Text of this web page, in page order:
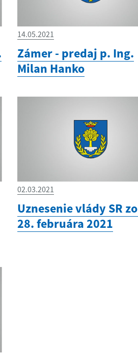
14.05.2021
Zámer - predaj p. Ing.
Milan Hanko
02.03.2021
Uznesenie vlády SR
28. februára 2021